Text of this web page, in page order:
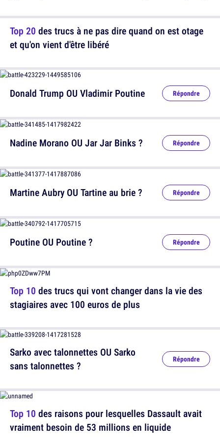
Top 20 des trucs à ne pas dire quand on est otage
et qu'on vient d'être libéré
Nadine Morano OU Jar Jar Binks ? Répondre
Poutine OU Poutine ? Répondre
Sarko avec talonnettes OU Sarko
sans talonnettes ?
Répondre
Donald Trump OU Vladimir Poutine Répondre
Martine Aubry OU Tartine au brie ? Répondre
Top 10 des trucs qui vont changer dans la vie des
stagiaires avec 100 euros de plus
Top 10 des raisons pour lesquelles Dassault avait
vraiment besoin de 53 millions en liquide